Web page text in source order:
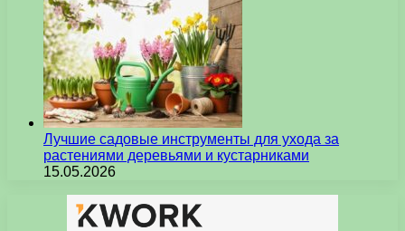
Лучшие садовые инструменты для ухода за
растениями деревьями и кустарниками
15.05.2026